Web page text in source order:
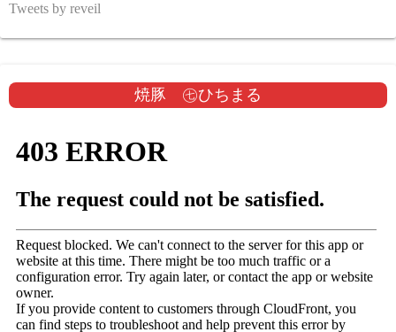
Tweets by reveil
焼豚 ㊆ひちまる